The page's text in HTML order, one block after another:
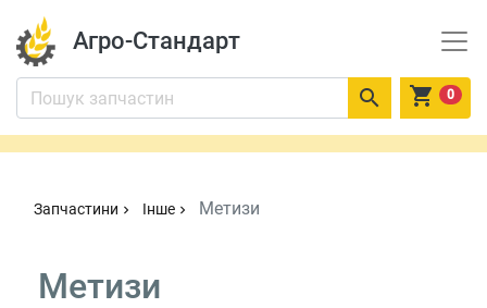
Агро-Стандарт
  0
Запчастини chevron_right Інше chevron_right Метизи
Метизи